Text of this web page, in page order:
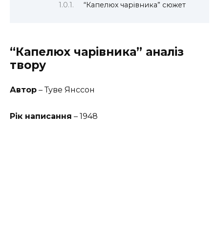
“Капелюх чарівника” сюжет
“Капелюх чарівника” аналіз
твору
Автор – Туве Янссон
Рік написання – 1948